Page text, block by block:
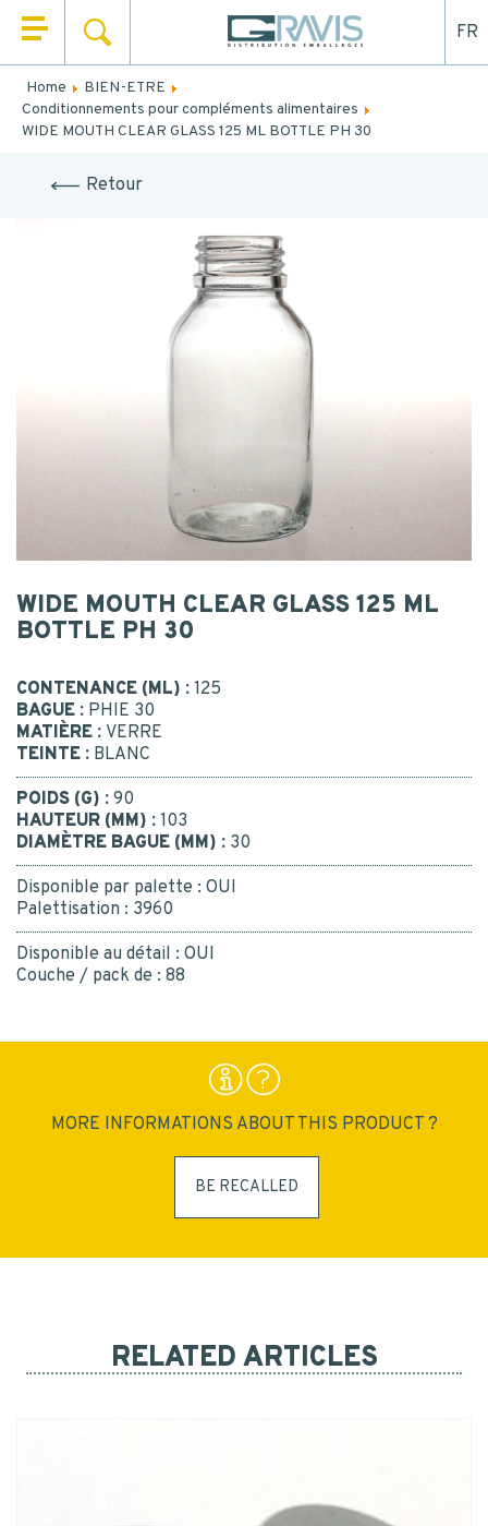
HOME
WHO ARE WE
OUR SERVICES
Or call us : 02 41 96 90 10
FR
Home
BIEN-ETRE
Conditionnements pour compléments alimentaires
WIDE MOUTH CLEAR GLASS 125 ML BOTTLE PH 30
Retour
WIDE MOUTH CLEAR GLASS 125 ML
BOTTLE PH 30
CONTENANCE (ML) : 125
BAGUE : PHIE 30
MATIÈRE : VERRE
TEINTE : BLANC
POIDS (G) : 90
HAUTEUR (MM) : 103
DIAMÈTRE BAGUE (MM) : 30
Disponible par palette : OUI
Palettisation : 3960
Disponible au détail : OUI
Couche / pack de : 88
MORE INFORMATIONS ABOUT THIS PRODUCT ?
BE RECALLED
RELATED ARTICLES
Fill out the form below to be recalled or contacted by
mail.
I consent to the collection, processing, use of my
personal data. *
*
SUBMIT